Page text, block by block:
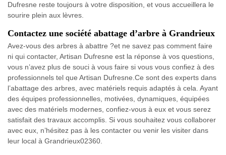
Dufresne reste toujours à votre disposition, et vous accueillera le
sourire plein aux lèvres.
Contactez une société abattage d’arbre à Grandrieux
Avez-vous des arbres à abattre ?et ne savez pas comment faire
ni qui contacter, Artisan Dufresne est la réponse à vos questions,
vous n’avez plus de souci à vous faire si vous vous confiez à des
professionnels tel que Artisan Dufresne.Ce sont des experts dans
l’abattage des arbres, avec matériels requis adaptés à cela. Ayant
des équipes professionnelles, motivées, dynamiques, équipées
avec des matériels modernes, confiez-vous à eux et vous serez
satisfait des travaux accomplis. Si vous souhaitez vous collaborer
avec eux, n’hésitez pas à les contacter ou venir les visiter dans
leur local à Grandrieux02360.